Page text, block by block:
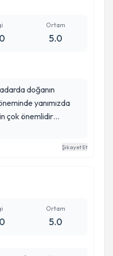
Ortam
5.0
doğanın
yanımızda
çok önemlidir
güler yüz
Feyza hocamda
sağlayan
erken tespitleriyle
sonki tespiti olmasa
Şikayet Et
Ortam
5.0